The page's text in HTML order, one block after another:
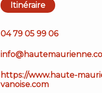
Itinéraire
04 79 05 99 06
https://www.haute-
vanoise.com